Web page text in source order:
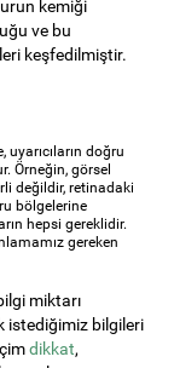
kemiği
ve bu
keşfedilmiştir.
doğru
Örneğin, görsel
değildir, retinadaki
bölgelerine
hepsi gereklidir.
gereken
miktarı
istediğimiz bilgileri
dikkat,